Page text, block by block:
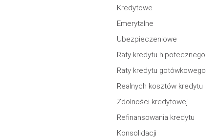
Kredytowe
Emerytalne
Ubezpieczeniowe
Raty kredytu hipotecznego
Raty kredytu gotówkowego
Realnych kosztów kredytu
Zdolności kredytowej
Refinansowania kredytu
Konsolidacji